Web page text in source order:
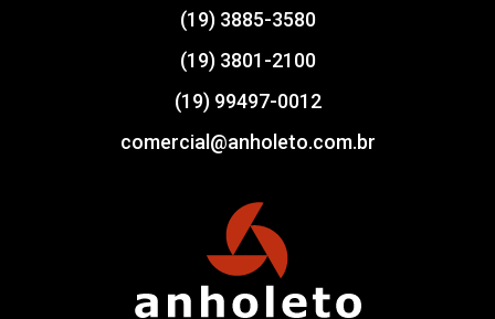
(19) 3885-3580
(19) 3801-2100
(19) 99497-0012
comercial@anholeto.com.br